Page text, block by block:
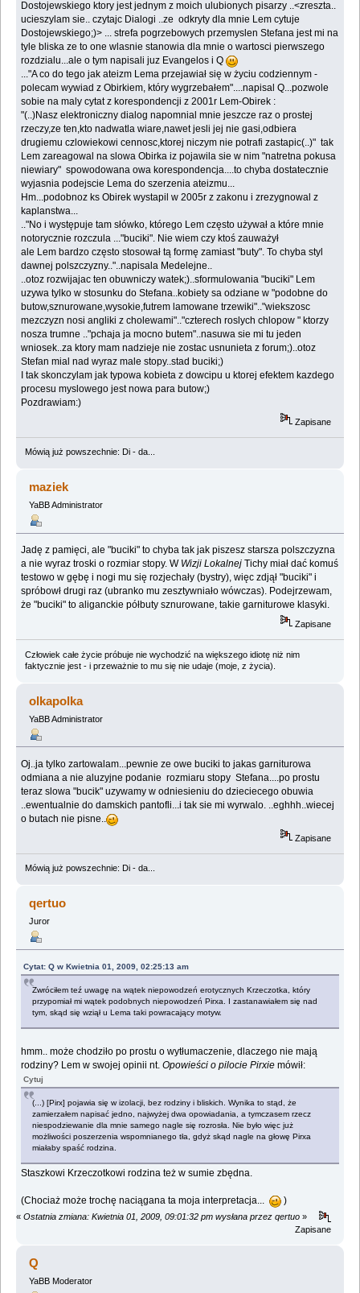
Dostojewskiego ktory jest jednym z moich ulubionych pisarzy ..<zreszta..
ucieszylam sie.. czytajc Dialogi ..ze odkryty dla mnie Lem cytuje
Dostojewskiego;)> ... strefa pogrzebowych przemyslen Stefana jest mi na
tyle bliska ze to one wlasnie stanowia dla mnie o wartosci pierwszego
rozdzialu...ale o tym napisali juz Evangelos i Q
..."A co do tego jak ateizm Lema przejawiał się w życiu codziennym -
polecam wywiad z Obirkiem, który wygrzebałem"....napisal Q...pozwole
sobie na maly cytat z korespondencji z 2001r Lem-Obirek :
"(..)Nasz elektroniczny dialog napomnial mnie jeszcze raz o prostej
rzeczy,ze ten,kto nadwatla wiare,nawet jesli jej nie gasi,odbiera
drugiemu czlowiekowi cennosc,ktorej niczym nie potrafi zastapic(..)" tak
Lem zareagowal na slowa Obirka iz pojawila sie w nim "natretna pokusa
niewiary" spowodowana owa korespondencja....to chyba dostatecznie
wyjasnia podejscie Lema do szerzenia ateizmu...
Hm...podobnoz ks Obirek wystapil w 2005r z zakonu i zrezygnowal z
kaplanstwa...
.."No i występuje tam słówko, którego Lem często używał a które mnie
notorycznie rozczula ..."buciki". Nie wiem czy ktoś zauważył
ale Lem bardzo często stosował tą formę zamiast "buty". To chyba styl
dawnej polszczyzny.."..napisala Medelejne..
..otoz rozwijajac ten obuwniczy watek;)..sformulowania "buciki" Lem
uzywa tylko w stosunku do Stefana..kobiety sa odziane w "podobne do
butow,sznurowane,wysokie,futrem lamowane trzewiki".."wiekszosc
mezczyzn nosi angliki z cholewami".."czterech roslych chlopow " ktorzy
nosza trumne .."pchaja ja mocno butem"..nasuwa sie mi tu jeden
wniosek..za ktory mam nadzieje nie zostac usnunieta z forum;)..otoz
Stefan mial nad wyraz male stopy..stad buciki;)
I tak skonczylam jak typowa kobieta z dowcipu u ktorej efektem kazdego
procesu myslowego jest nowa para butow;)
Pozdrawiam:)
Zapisane
Mówią już powszechnie: Di - da...
maziek
YaBB Administrator
Jadę z pamięci, ale "buciki" to chyba tak jak piszesz starsza polszczyzna
a nie wyraz troski o rozmiar stopy. W Wizji Lokalnej Tichy miał dać komuś
testowo w gębę i nogi mu się rozjechały (bystry), więc zdjął "buciki" i
spróbowł drugi raz (ubranko mu zesztywniało wówczas). Podejrzewam,
że "buciki" to aliganckie półbuty sznurowane, takie garniturowe klasyki.
Zapisane
Człowiek całe życie próbuje nie wychodzić na większego idiotę niż nim
faktycznie jest - i przeważnie to mu się nie udaje (moje, z życia).
olkapolka
YaBB Administrator
Oj..ja tylko zartowalam...pewnie ze owe buciki to jakas garniturowa
odmiana a nie aluzyjne podanie rozmiaru stopy Stefana....po prostu
teraz slowa "bucik" uzywamy w odniesieniu do dzieciecego obuwia
..ewentualnie do damskich pantofli...i tak sie mi wyrwalo. ..eghhh..wiecej
o butach nie pisne..
Zapisane
Mówią już powszechnie: Di - da...
qertuo
Juror
Cytat: Q w Kwietnia 01, 2009, 02:25:13 am
Zwróciłem teź uwagę na wątek niepowodzeń erotycznych Krzeczotka, który
przypomiał mi wątek podobnych niepowodzeń Pirxa. I zastanawiałem się nad
tym, skąd się wziął u Lema taki powracający motyw.
hmm.. może chodziło po prostu o wytłumaczenie, dlaczego nie mają
rodziny? Lem w swojej opinii nt.Opowieści o pilocie Pirxie mówił:
Cytuj
(...) [Pirx] pojawia się w izolacji, bez rodziny i bliskich. Wynika to stąd, że
zamierzałem napisać jedno, najwyżej dwa opowiadania, a tymczasem rzecz
niespodziewanie dla mnie samego nagle się rozrosła. Nie było więc już
możliwości poszerzenia wspomnianego tła, gdyż skąd nagle na głowę Pirxa
miałaby spaść rodzina.
Staszkowi Krzeczotkowi rodzina też w sumie zbędna.
(Chociaż może trochę naciągana ta moja interpretacja... )
« Ostatnia zmiana: Kwietnia 01, 2009, 09:01:32 pm wysłana przez qertuo »
Zapisane
Q
YaBB Moderator